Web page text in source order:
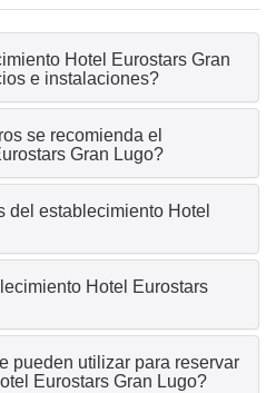
Hotel Eurostars Gran
e instalaciones?
se recomienda el
Gran Lugo?
del establecimiento Hotel
Hotel Eurostars
pueden utilizar para reservar
Eurostars Gran Lugo?